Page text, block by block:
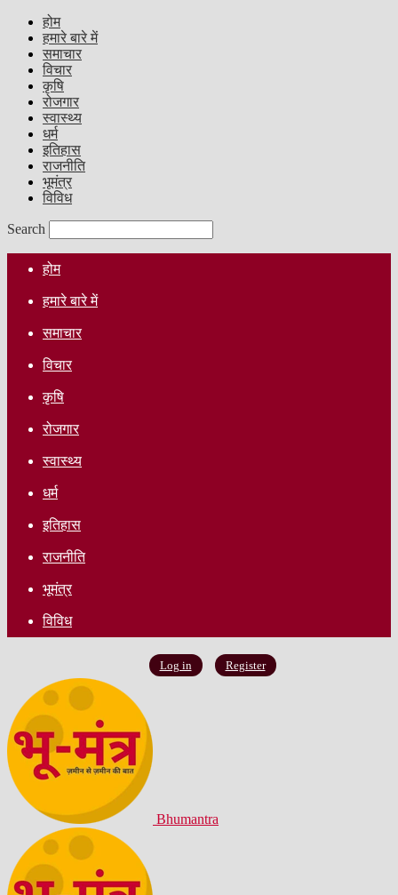
होम
हमारे बारे में
समाचार
विचार
कृषि
रोजगार
स्वास्थ्य
धर्म
इतिहास
राजनीति
भूमंत्र
विविध
Search
होम
हमारे बारे में
समाचार
विचार
कृषि
रोजगार
स्वास्थ्य
धर्म
इतिहास
राजनीति
भूमंत्र
विविध
Log in Register
Bhumantra